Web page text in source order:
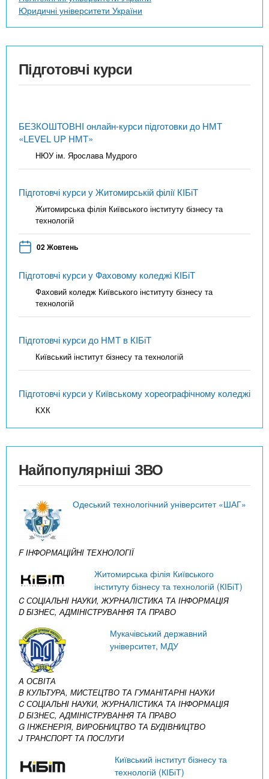
Юридичні університети України
Підготовчі курси
БЕЗКОШТОВНІ онлайн-курси підготовки до НМТ
«LEVEL UP НМТ»
НЮУ ім. Ярослава Мудрого
Підготовчі курси у Житомирській філії КІБіТ
Житомирська філія Київського інституту бізнесу та
технологій
02 Жовтень
Підготовчі курси у Фаховому коледжі КІБіТ
Фаховий коледж Київського інституту бізнесу та
технологій
Підготовчі курси до НМТ в КІБіТ
Київський інститут бізнесу та технологій
Підготовчі курси у Київському хореографічному коледжі
КХК
Найпопулярніші ЗВО
Одеський технологічний університет «ШАГ»
F ІНФОРМАЦІЙНІ ТЕХНОЛОГІЇ
Житомирська філія Київського
інституту бізнесу та технологій (КІБіТ)
C СОЦІАЛЬНІ НАУКИ, ЖУРНАЛІСТИКА ТА ІНФОРМАЦІЯ
D БІЗНЕС, АДМІНІСТРУВАННЯ ТА ПРАВО
Мукачівський державний
університет, МДУ
A ОСВІТА
B КУЛЬТУРА, МИСТЕЦТВО ТА ГУМАНІТАРНІ НАУКИ
C СОЦІАЛЬНІ НАУКИ, ЖУРНАЛІСТИКА ТА ІНФОРМАЦІЯ
D БІЗНЕС, АДМІНІСТРУВАННЯ ТА ПРАВО
G ІНЖЕНЕРІЯ, ВИРОБНИЦТВО ТА БУДІВНИЦТВО
J ТРАНСПОРТ ТА ПОСЛУГИ
Київський інститут бізнесу та
технологій (КІБіТ)